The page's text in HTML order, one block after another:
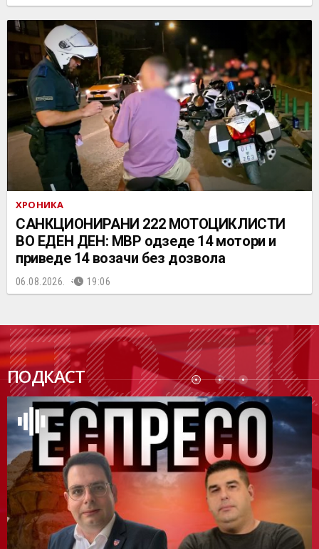
ХРОНИКА
САНКЦИОНИРАНИ 222 МОТОЦИКЛИСТИ
ВО ЕДЕН ДЕН: МВР одзеде 14 мотори и
приведе 14 возачи без дозвола
06.08.2026. 19:06
ПОДКАСТ
ПОДК
АСТ